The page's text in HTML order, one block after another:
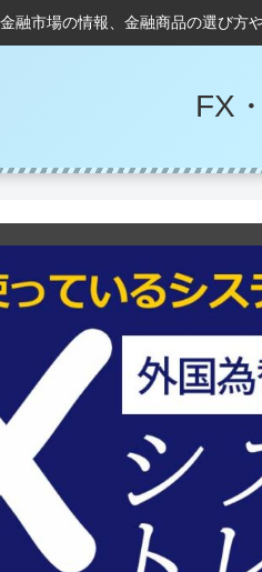
融市場の情報、金融商品の選び方
FX